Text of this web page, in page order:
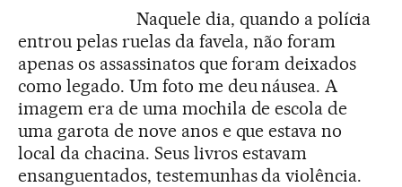
Naquele dia, quando a polícia
entrou pelas ruelas da favela, não foram
apenas os assassinatos que foram deixados
como legado. Um foto me deu náusea. A
imagem era de uma mochila de escola de
uma garota de nove anos e que estava no
local da chacina. Seus livros estavam
ensanguentados, testemunhas da violência.